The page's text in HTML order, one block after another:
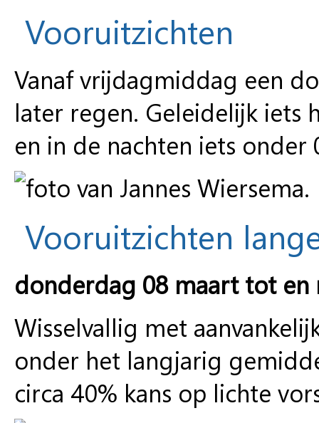
Vooruitzichten
Vanaf vrijdagmiddag een
later regen. Geleidelijk iets
en in de nachten iets onder
Vooruitzichten
donderdag 08 maart tot
Wisselvallig met
onder het langjarig
circa 40% kans op lichte